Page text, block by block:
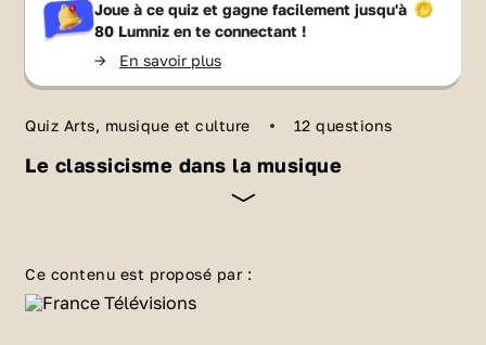
Joue à ce quiz et gagne facilement jusqu'à
80 Lumniz en te connectant !
-> En savoir plus
Quiz Arts, musique et culture 12 questions
Le classicisme dans la musique
tout en symétrie. Quatuors à cordes 🎻🎻🎻🎻,
quators de mouvements. Différents
Ce contenu est proposé par :